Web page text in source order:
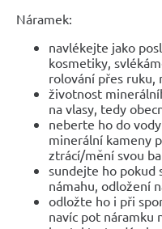
Náramek:
navlékejte jako
kosmetiky,
rolování přes ruku,
životnost
na vlasy, tedy
neberte ho do
minerální kameny
ztrácí/mění svou
sundejte ho pokud
námahu, odložení
odložte ho i při
navíc pot náramku